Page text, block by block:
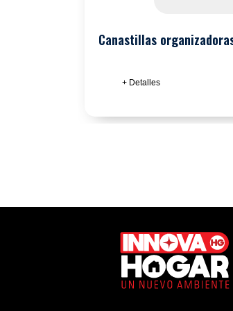
Canastillas
+ Detalles